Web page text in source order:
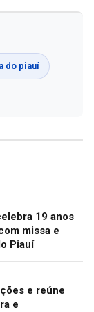
do piauí
19 anos
missa e
Piauí
e reúne
e